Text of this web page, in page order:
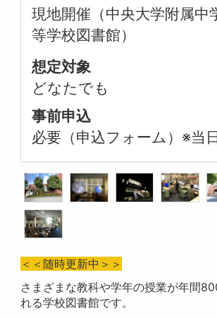
現地開催（中央大学附属中
等学校図書館）
想定対象
どなたでも
事前申込
必要（申込フォーム）※当
＜＜随時更新中＞＞
さまざまな教科や学年の授業が年間
れる学校図書館です。